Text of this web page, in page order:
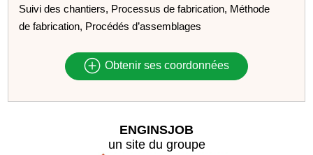
Suivi des chantiers, Processus de fabrication, Méthode
de fabrication, Procédés d’assemblages
Obtenir ses coordonnées
ENGINSJOB
un site du groupe